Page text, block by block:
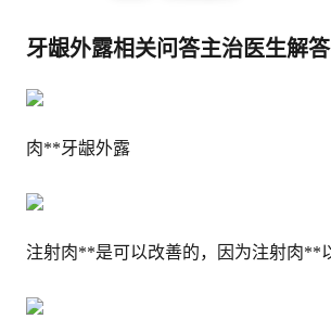
牙龈外露相关问答主治医生解答
肉**牙龈外露
注射肉**是可以改善的，因为注射肉**